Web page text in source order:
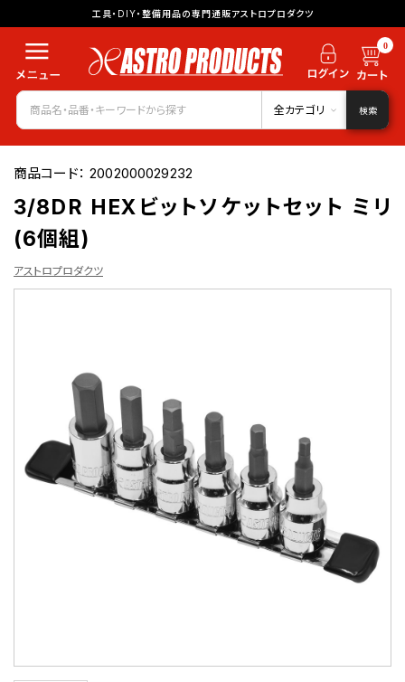
工具・DIY・整備用品の専門通販アストロプロダクツ
0
全カテゴリ 検索
商品コード：2002000029232
3/8DR HEXビットソケットセット ミリ
(6個組)
アストロプロダクツ